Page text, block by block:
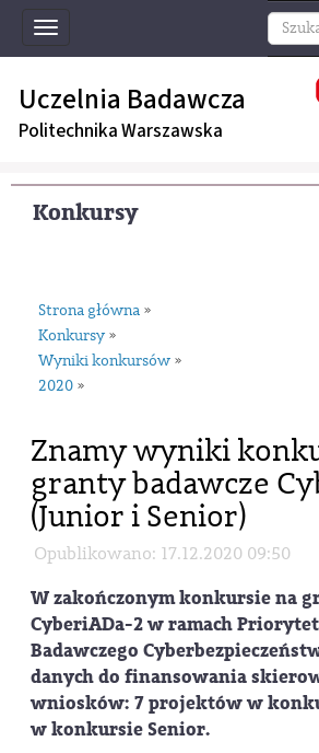
Toggle
navigation
Uczelnia Badawcza
Politechnika Warszawska
Konkursy
Strona główna »
Konkursy »
Wyniki konkursów »
2020 »
Znamy wyniki
granty badawcze
(Junior i Senior)
Opublikowano: 17.12.2020 09:50
W zakończonym konkursie na
CyberiADa-2 w ramach
Badawczego
danych do finansowania
wniosków: 7 projektów w
w konkursie Senior.